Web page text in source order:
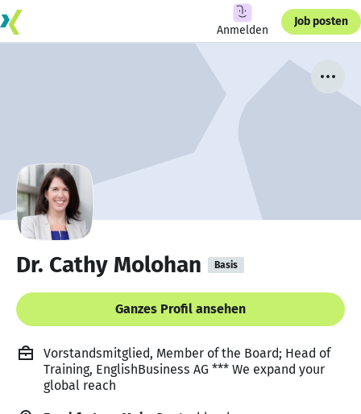
Anmelden
Job posten
Dr. Cathy Molohan Basis
Ganzes Profil ansehen
Vorstandsmitglied, Member of the Board; Head of
Training, EnglishBusiness AG *** We expand your
global reach